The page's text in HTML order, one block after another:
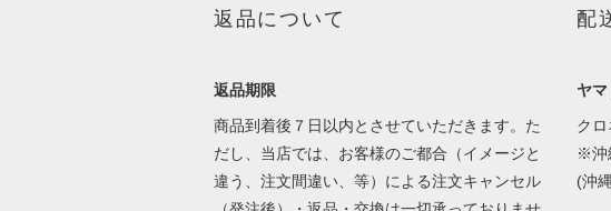
返品について
返品期限
商品到着後７日以内とさせていただきます。た
だし、当店では、お客様のご都合（イメージと
違う、注文間違い、等）による注文キャンセル
配
ヤ
クロ
※沖
(沖